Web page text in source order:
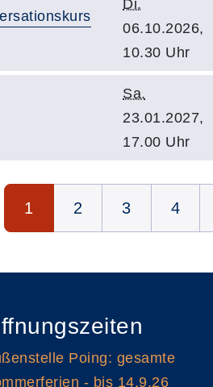
Di.
06.10.2026,
10.30 Uhr
Sa.
23.01.2027,
17.00 Uhr
1 2 3 4
Poing: gesamte
- bis 14.9.26